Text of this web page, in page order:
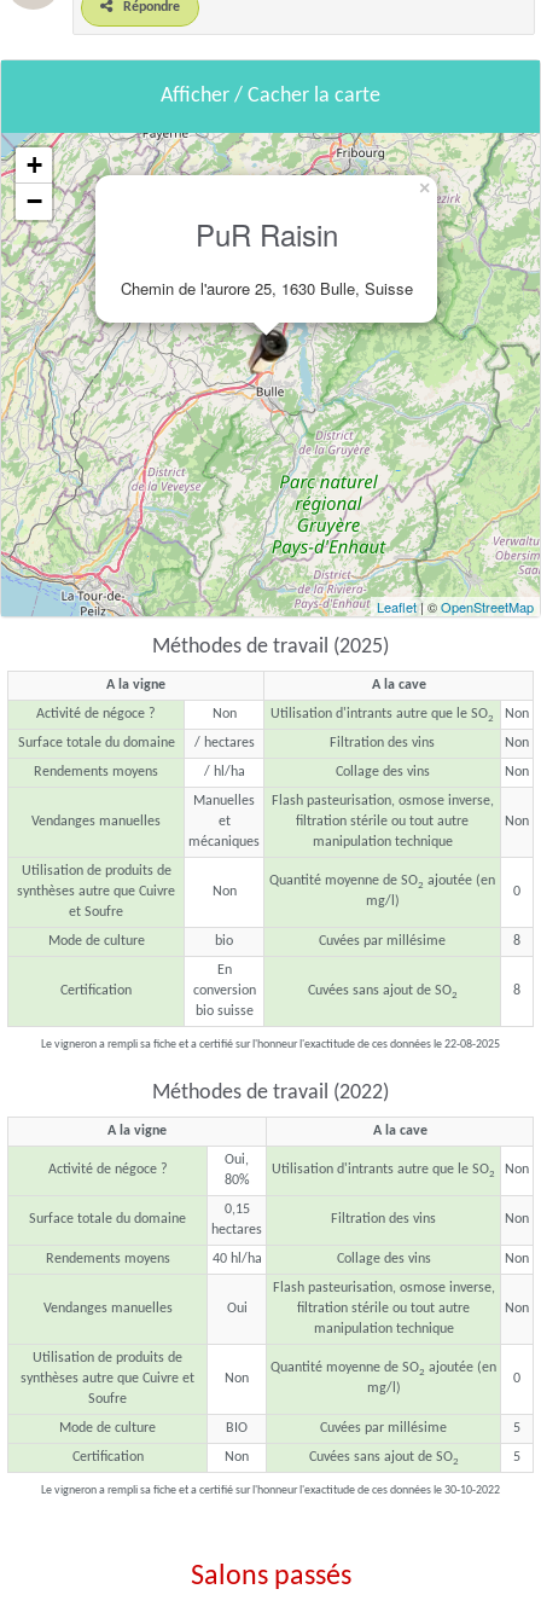
Répondre
Afficher / Cacher la carte
PuR Raisin
Chemin de l'aurore 25, 1630 Bulle, Suisse
×
+
−
Leaflet| ©OpenStreetMap
Méthodes de travail (2025)
A la vigne
A la cave
Activité de négoce ?
Non Utilisation d'intrants autre que le SO2
Non
Surface totale du domaine
/ hectares Filtration des vins
Non
Rendements moyens
/ hl/ha Collage des vins Non
Vendanges manuelles
Manuelles
et
mécaniques
Flash pasteurisation, osmose inverse,
filtration stérile ou tout autre
manipulation technique
Non
Utilisation de produits de
synthèses autre que Cuivre
et Soufre
Non
Quantité moyenne de SO2 ajoutée (en
mg/l)
0
Mode de culture bio Cuvées par millésime 8
Certification
En
conversion
bio suisse
Cuvées sans ajout de SO2 8
Le vigneron a rempli sa fiche et a certifié sur l'honneur l'exactitude de ces données le 22-08-2025
Méthodes de travail (2022)
A la vigne A la cave
Activité de négoce ?
Oui,
80%
Utilisation d'intrants autre que le SO2 Non
Surface totale du domaine
0,15
hectares
Filtration des vins Non
Rendements moyens 40 hl/ha Collage des vins Non
Vendanges manuelles Oui
Flash pasteurisation, osmose inverse,
filtration stérile ou tout autre
manipulation technique
Non
Utilisation de produits de
synthèses autre que Cuivre et
Soufre
Non
Quantité moyenne de SO2 ajoutée (en
mg/l)
0
Mode de culture BIO Cuvées par millésime
5
Certification
Non Cuvées sans ajout de SO2 5
Le vigneron a rempli sa fiche et a certifié sur l'honneur l'exactitude de ces données le 30-10-2022
Salons passés